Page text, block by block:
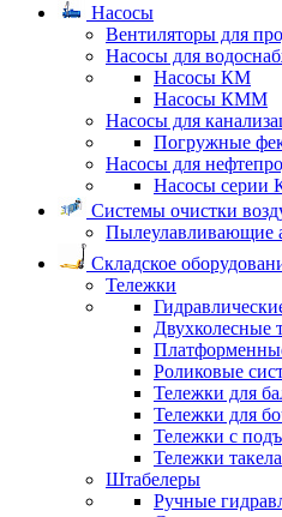
Насосы
Вентиляторы для
Насосы для
Насосы КМ
Насосы КММ
Насосы для
Погружные
Насосы для
Насосы
Системы очистки
Пылеулавливающие
Складское
Тележки
Двухколесные
Роликовые
Тележки для
Тележки для
Тележки с
Тележки
Штабелеры
Ручные